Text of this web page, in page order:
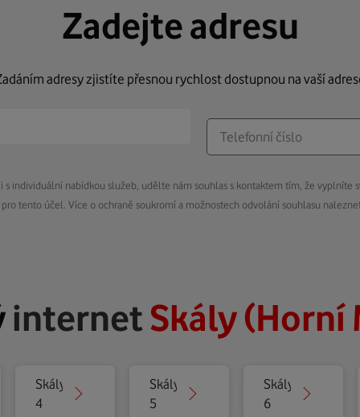
Zadejte adresu
adresy zjistíte přesnou rychlost dostupnou na vaší
s individuální nabídkou služeb, udělte nám souhlas s kontaktem tím, že vyplníte
tento účel. Více o ochraně soukromí a možnostech odvolání souhlasu
internetSkály (Horní
Skály
4
Skály
5
Skály
6